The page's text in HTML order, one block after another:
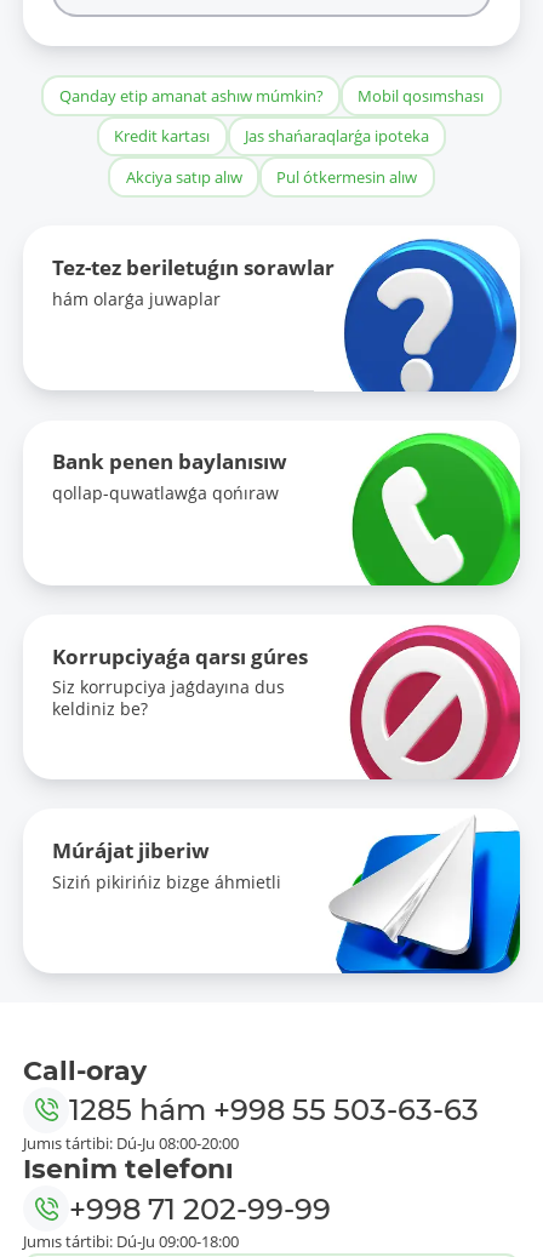
Qanday etip amanat ashıw múmkin?
Mobil qosımshası
Kredit kartası
Jas shańaraqlarǵa ipoteka
Akciya satıp alıw
Pul ótkermesin alıw
Tez-tez beriletuǵın sorawlar
hám olarǵa juwaplar
Bank penen baylanısıw
qollap-quwatlawǵa qońıraw
Korrupciyaǵa qarsı gúres
Siz korrupciya jaǵdayına dus
keldiniz be?
Múrájat jiberiw
Siziń pikirińiz bizge áhmietli
Call-oray
1285 hám +998 55 503-63-63
Jumıs tártibi: Dú-Ju 08:00-20:00
Isenim telefonı
+998 71 202-99-99
Jumıs tártibi: Dú-Ju 09:00-18:00